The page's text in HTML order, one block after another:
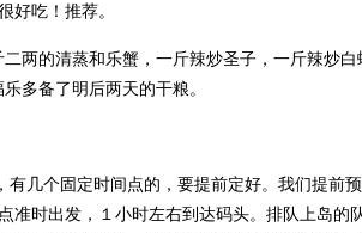
好吃！推荐。
两的清蒸和乐蟹，一斤辣炒圣子，一斤辣炒
多备了明后两天的干粮。
几个固定时间点的，要提前定好。我们提前
准时出发，１小时左右到达码头。排队上岛